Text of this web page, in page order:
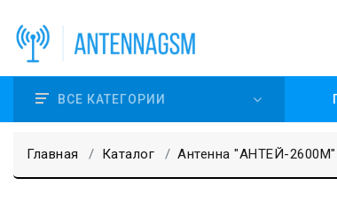
ВСЕ КАТЕГОРИИ
Главная Каталог Антенна "АНТЕЙ-2600М"